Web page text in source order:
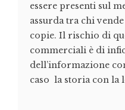
essere presenti sul
assurda tra chi
copie. Il rischio di
commerciali è di
dell’informazione
caso la storia con la